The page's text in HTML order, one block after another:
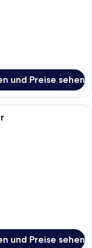
und Preise sehen
mit Bett, Stuhl,
und Preise sehen